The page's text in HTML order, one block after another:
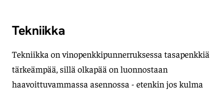
Tekniikka
Tekniikka on vinopenkkipunnerruksessa tasapenkkiä
tärkeämpää, sillä olkapää on luonnostaan
haavoittuvammassa asennossa - etenkin jos kulma